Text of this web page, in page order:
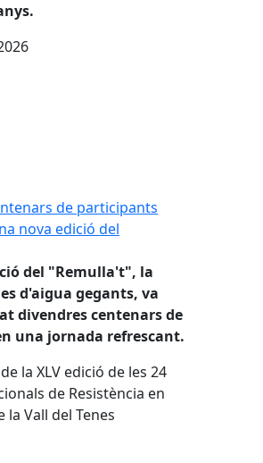
de participants
nova edició del
del "Remulla't", la
d'aigua gegants, va
divendres centenars de
una jornada refrescant.